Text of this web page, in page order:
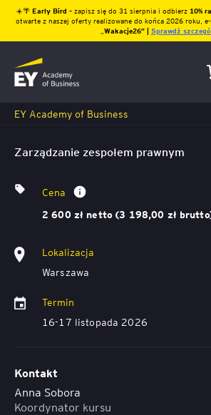
☀️🌴 Early Bird – zapisz się do 31 sierpnia i odbierz10%
otwarte z naszej oferty realizowane do końca 2026 roku,
Wakacje26″ | Sprawdź
EY Academy of Business
Zarządzanie zespołem prawnym
Cena
2 600 zł netto (3 198,00 zł
Lokalizacja
Warszawa
Termin
16-17 listopada 2026
Kontakt
Anna Sobora
Koordynator kursu